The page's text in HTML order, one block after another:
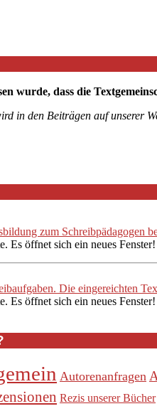
wurde, dass die
in den Beiträgen auf unserer
zum Schreibpädagogen
Es öffnet sich ein neues Fenster!
Die eingereichten
Es öffnet sich ein neues Fenster!
Autorenanfragen
Rezis unserer Bücher